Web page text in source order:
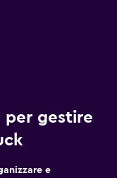
per gestire
e